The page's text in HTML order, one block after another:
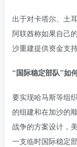
出于对卡塔尔、土
阿联酋称如果自己
沙重建提供资金支持
“国际稳定部队”如
要实现哈马斯等组
的组建和在加沙的
战争的方案设计，
一支临时国际稳定